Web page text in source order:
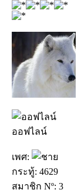
ออฟไลน์
เพศ:
กระทู้: 4629
สมาชิก Nº: 3